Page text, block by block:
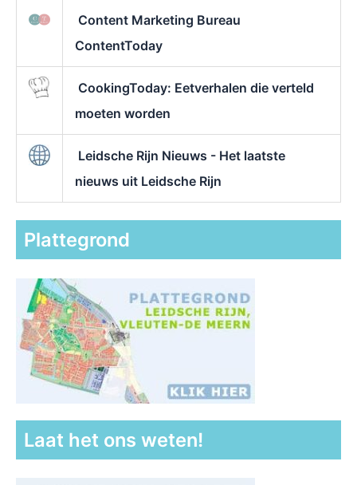
Content Marketing Bureau
ContentToday
CookingToday: Eetverhalen die verteld
moeten worden
Leidsche Rijn Nieuws - Het laatste
nieuws uit Leidsche Rijn
Plattegrond
Laat het ons weten!